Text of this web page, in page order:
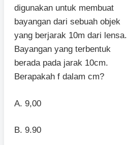
digunakan untuk membuat
bayangan dari sebuah objek
yang berjarak 10m dari lensa.
Bayangan yang terbentuk
berada pada jarak 10cm.
Berapakah f dalam cm?
A. 9,00
B. 9.90